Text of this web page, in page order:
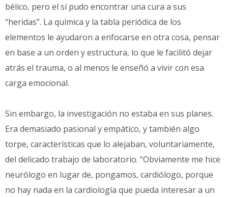
bélico, pero el sí pudo encontrar una cura a sus
“heridas”. La química y la tabla periódica de los
elementos le ayudaron a enfocarse en otra cosa, pensar
en base a un orden y estructura, lo que le facilitó dejar
atrás el trauma, o al menos le enseñó a vivir con esa
carga emocional.
Sin embargo, la investigación no estaba en sus planes.
Era demasiado pasional y empático, y también algo
torpe, características que lo alejaban, voluntariamente,
del delicado trabajo de laboratorio. “Obviamente me hice
neurólogo en lugar de, pongamos, cardiólogo, porque
no hay nada en la cardiología que pueda interesar a un